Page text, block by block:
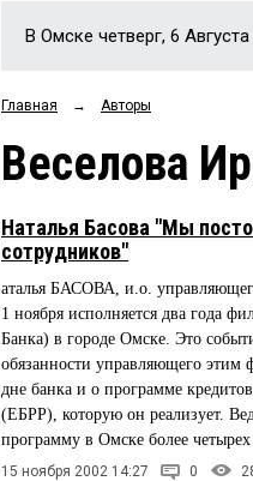
В Омске четверг, 6 Августа
Главная → Авторы
Веселова
Наталья Басова "Мы
сотрудников"
аталья БАСОВА, и.о.
1 ноября исполняется два года
Банка) в городе Омске. Это
обязанности управляющего
дне банка и о программе
(ЕБРР), которую он реализует.
программу в Омске более четырех
15 ноября 2002 14:27 0